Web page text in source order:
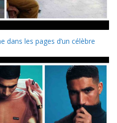
dans les pages d’un célèbre